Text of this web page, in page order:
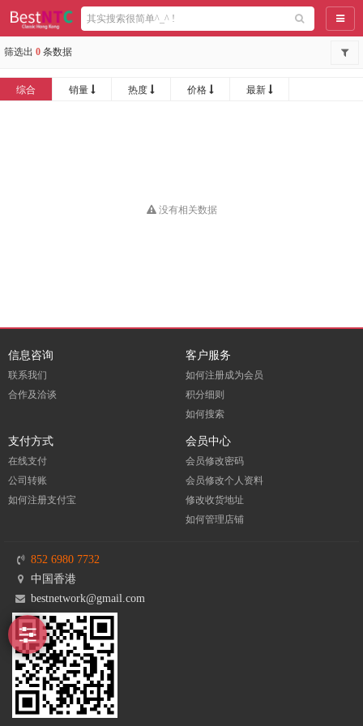
导航
筛选出 0 条数据
综合 销量 热度 价格 最新
没有相关数据
信息咨询
联系我们
合作及洽谈
客户服务
如何注册成为会员
积分细则
如何搜索
支付方式
在线支付
公司转账
如何注册支付宝
会员中心
会员修改密码
会员修改个人资料
修改收货地址
如何管理店铺
852 6980 7732
中国香港
bestnetwork@gmail.com